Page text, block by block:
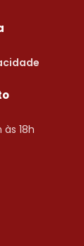
às 18h